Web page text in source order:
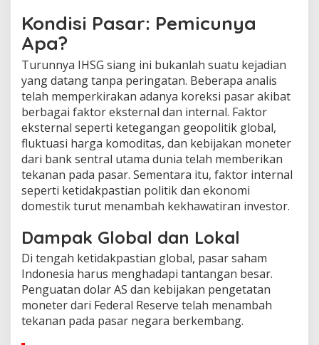
Kondisi Pasar: Pemicunya
Apa?
Turunnya IHSG siang ini bukanlah suatu kejadian
yang datang tanpa peringatan. Beberapa analis
telah memperkirakan adanya koreksi pasar akibat
berbagai faktor eksternal dan internal. Faktor
eksternal seperti ketegangan geopolitik global,
fluktuasi harga komoditas, dan kebijakan moneter
dari bank sentral utama dunia telah memberikan
tekanan pada pasar. Sementara itu, faktor internal
seperti ketidakpastian politik dan ekonomi
domestik turut menambah kekhawatiran investor.
Dampak Global dan Lokal
Di tengah ketidakpastian global, pasar saham
Indonesia harus menghadapi tantangan besar.
Penguatan dolar AS dan kebijakan pengetatan
moneter dari Federal Reserve telah menambah
tekanan pada pasar negara berkembang.